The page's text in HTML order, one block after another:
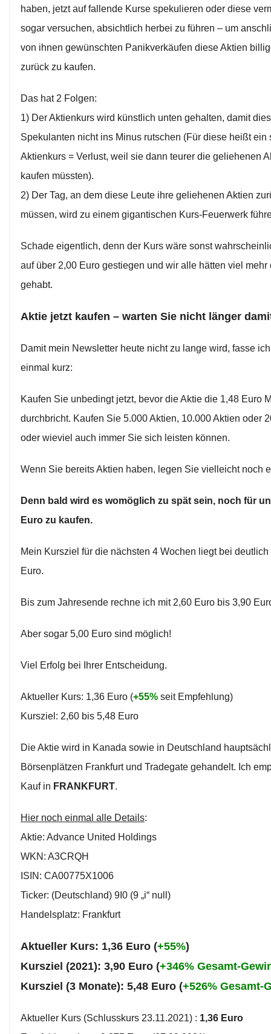
haben, jetzt auf fallende Kurse spekulieren oder diese
sogar versuchen, absichtlich herbei zu führen – um
von ihnen gewünschten Panikverkäufen diese Aktien
zurück zu kaufen.
Das hat 2 Folgen:
1) Der Aktienkurs wird künstlich unten gehalten, damit
Spekulanten nicht ins Minus rutschen (Für diese heißt ein
Aktienkurs = Verlust, weil sie dann teurer die geliehenen
kaufen müssten).
2) Der Tag, an dem diese Leute ihre geliehenen Aktien
müssen, wird zu einem gigantischen Kurs-Feuerwerk
Schade eigentlich, denn der Kurs wäre sonst
auf über 2,00 Euro gestiegen und wir alle hätten viel mehr
gehabt.
Aktie jetzt kaufen – warten Sie nicht länger
Damit mein Newsletter heute nicht zu lange wird, fasse
einmal kurz:
Kaufen Sie unbedingt jetzt, bevor die Aktie die 1,48 Euro
durchbricht. Kaufen Sie 5.000 Aktien, 10.000 Aktien oder
oder wieviel auch immer Sie sich leisten können.
Wenn Sie bereits Aktien haben, legen Sie vielleicht noch
Denn bald wird es womöglich zu spät sein, noch für
Euro zu kaufen.
Mein Kursziel für die nächsten 4 Wochen liegt bei deutlich
Euro.
Bis zum Jahresende rechne ich mit 2,60 Euro bis 3,90
Aber sogar 5,00 Euro sind möglich!
Viel Erfolg bei Ihrer Entscheidung.
Aktueller Kurs: 1,36 Euro (+55% seit Empfehlung)
Kursziel: 2,60 bis 5,48 Euro
Die Aktie wird in Kanada sowie in Deutschland
Börsenplätzen Frankfurt und Tradegate gehandelt. Ich
Kauf in FRANKFURT.
Hier noch einmal alle Details:
Aktie: Advance United Holdings
WKN: A3CRQH
ISIN: CA00775X1006
Ticker: (Deutschland) 9I0 (9 „i“ null)
Handelsplatz: Frankfurt
Aktueller Kurs: 1,36 Euro (+55%)
Kursziel (2021): 3,90 Euro (+346% Gesamt-
Kursziel (3 Monate): 5,48 Euro (+526% Gesamt-
Aktueller Kurs (Schlusskurs 23.11.2021) : 1,36 Euro